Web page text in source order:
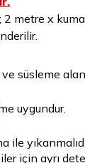
2 metre x
ve süsleme
uygundur.
ile
için ayrı